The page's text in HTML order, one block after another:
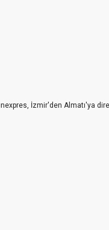
BDT TEPKİLİ, ARAP
GİTTİLER?
TURİZM ÜLKESİ
BOŞ MU?
HAVLU HAREKETİNE
İzmir'den Almatı'ya